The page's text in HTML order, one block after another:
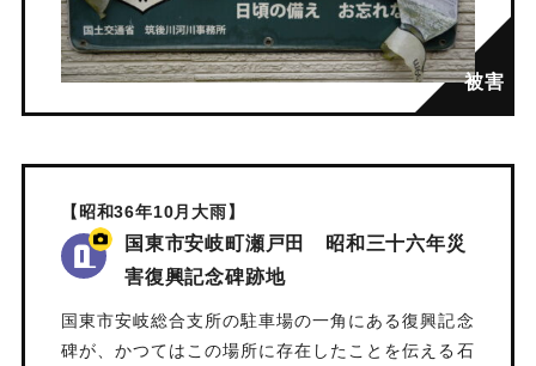
【昭和36年10月大雨】
国東市安岐町瀬戸田 昭和三十六年災
害復興記念碑跡地
国東市安岐総合支所の駐車場の一角にある復興記念
碑が、かつてはこの場所に存在したことを伝える石